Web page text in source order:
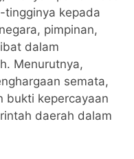
tingginya kepada
pimpinan,
dalam
Menurutnya,
semata,
bukti kepercayaan
daerah dalam